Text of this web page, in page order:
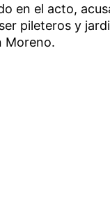
en el acto,
pileteros y
Moreno.